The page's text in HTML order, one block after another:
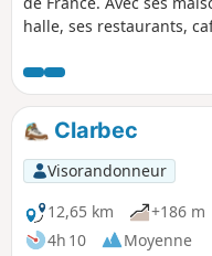
halle, ses restaurants,
Clarbec
Visorandonneur
12,65 km
+186 m
4h 10
Moyenne